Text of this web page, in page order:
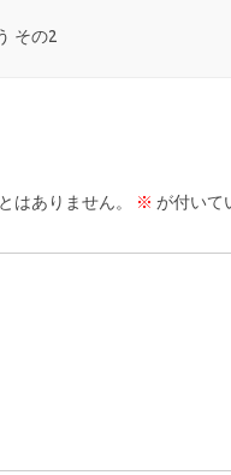
その2
はありません。 ※ が付いて